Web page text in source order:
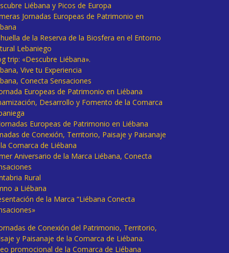
Liébana y Picos de Europa
Jornadas Europeas de Patrimonio en
de la Reserva de la Biosfera en el Entorno
Lebaniego
trip: «Descubre Liébana».
Vive tu Experiencia
Conecta Sensaciones
Europeas de Patrimonio en Liébana
Desarrollo y Fomento de la Comarca
Europeas de Patrimonio en Liébana
de Conexión, Territorio, Paisaje y Paisanaje
Comarca de Liébana
Aniversario de la Marca Liébana, Conecta
Rural
a Liébana
de la Marca “Liébana Conecta
de Conexión del Patrimonio, Territorio,
y Paisanaje de la Comarca de Liébana.
promocional de la Comarca de Liébana